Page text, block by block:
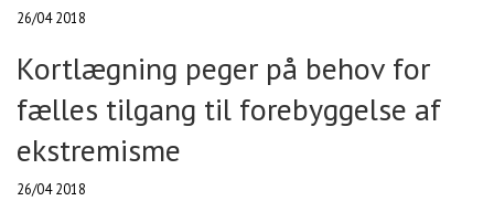
26/04 2018
Kortlægning peger på behov for
fælles tilgang til forebyggelse af
ekstremisme
26/04 2018